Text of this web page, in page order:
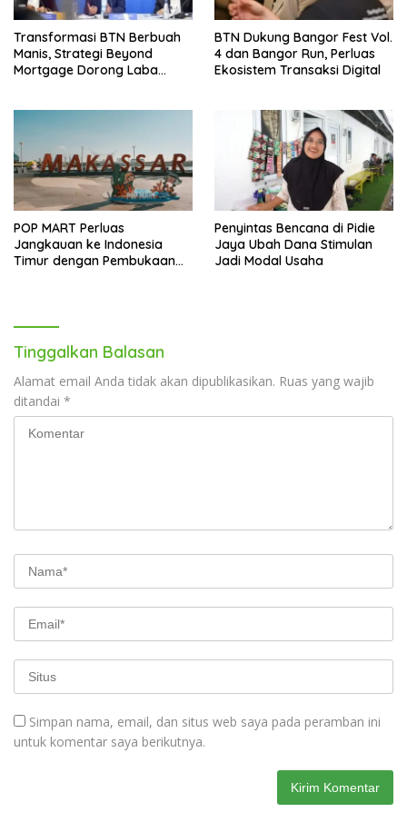
Transformasi BTN Berbuah
Manis, Strategi Beyond
Mortgage Dorong Laba
BTN Dukung Bangor Fest Vol.
4 dan Bangor Run, Perluas
Ekosistem Transaksi Digital
POP MART Perluas
Jangkauan ke Indonesia
Timur dengan Pembukaan
Penyintas Bencana di Pidie
Jaya Ubah Dana Stimulan
Jadi Modal Usaha
Tinggalkan Balasan
Alamat email Anda tidak akan dipublikasikan. Ruas yang wajib
ditandai *
Simpan nama, email, dan situs web saya pada peramban ini
untuk komentar saya berikutnya.